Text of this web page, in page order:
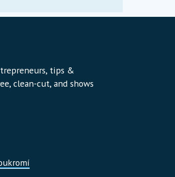
tips &
clean-cut, and shows